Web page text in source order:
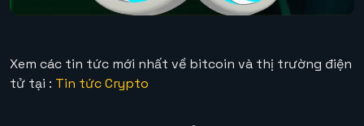
Xem các tin tức mới nhất về bitcoin và thị trường điện
tử tại : Tin tức Crypto